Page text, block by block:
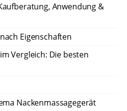
Anwendung &
Eigenschaften
Vergleich: Die besten
Nackenmassagegerät